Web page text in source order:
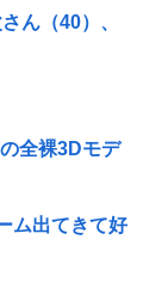
ん（40）、
全裸3Dモデ
ム出てきて好